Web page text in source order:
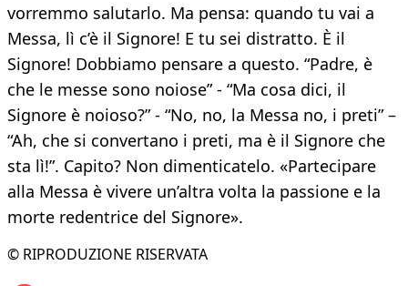
vorremmo salutarlo. Ma pensa: quando tu vai a
Messa, lì c’è il Signore! E tu sei distratto. È il
Signore! Dobbiamo pensare a questo. “Padre, è
che le messe sono noiose” - “Ma cosa dici, il
Signore è noioso?” - “No, no, la Messa no, i preti” –
“Ah, che si convertano i preti, ma è il Signore che
sta lì!”. Capito? Non dimenticatelo. «Partecipare
alla Messa è vivere un’altra volta la passione e la
morte redentrice del Signore».
© RIPRODUZIONE RISERVATA